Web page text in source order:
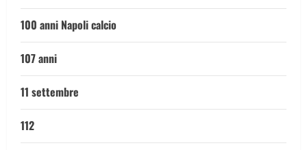
100 anni Napoli calcio
107 anni
11 settembre
112